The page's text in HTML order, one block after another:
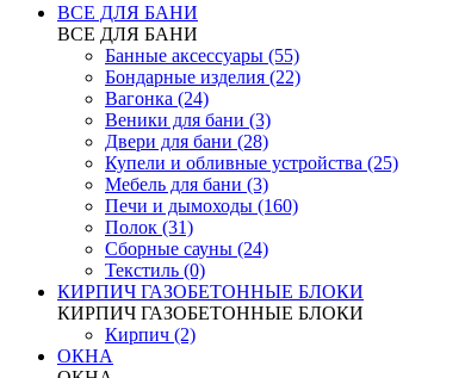
ВСЕ ДЛЯ БАНИ
ВСЕ ДЛЯ БАНИ
Банные аксессуары (55)
Бондарные изделия (22)
Вагонка (24)
Веники для бани (3)
Двери для бани (28)
Купели и обливные устройства (25)
Мебель для бани (3)
Печи и дымоходы (160)
Полок (31)
Сборные сауны (24)
Текстиль (0)
КИРПИЧ ГАЗОБЕТОННЫЕ БЛОКИ
КИРПИЧ ГАЗОБЕТОННЫЕ БЛОКИ
Кирпич (2)
ОКНА